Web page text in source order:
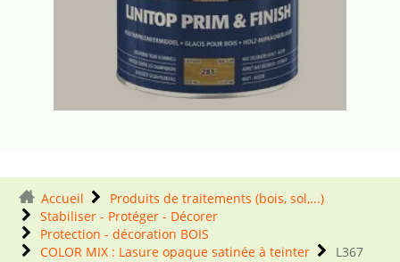
Accueil
Produits de traitements (bois, sol,...)
Stabiliser - Protéger - Décorer
Protection - décoration BOIS
COLOR MIX : Lasure opaque satinée à teinter
L367